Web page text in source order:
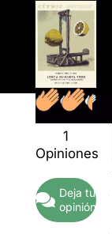
1
Opiniones
Deja tu
opinión